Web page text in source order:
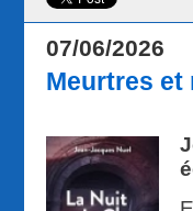
07/06/2026
Meurtres et